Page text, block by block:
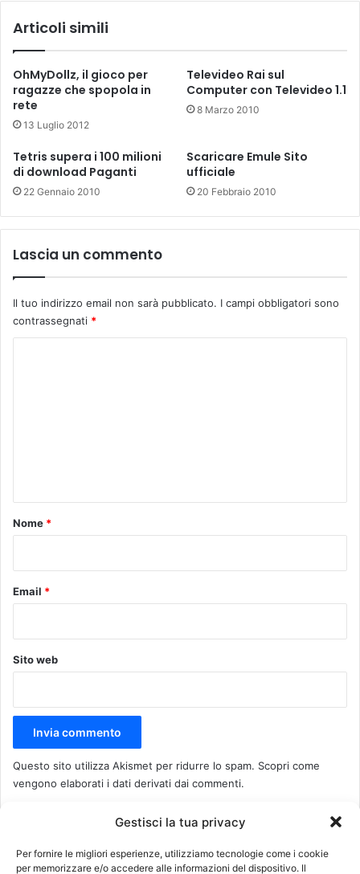
Gestisci la tua privacy
Per fornire le migliori esperienze, utilizziamo tecnologie come i cookie
per memorizzare e/o accedere alle informazioni del dispositivo. Il
Articoli simili
OhMyDollz, il gioco per
ragazze che spopola in
rete
13 Luglio 2012
Televideo Rai sul
Computer con Televideo 1.1
8 Marzo 2010
Tetris supera i 100 milioni
di download Paganti
22 Gennaio 2010
Scaricare Emule Sito
ufficiale
20 Febbraio 2010
Lascia un commento
Il tuo indirizzo email non sarà pubblicato. I campi obbligatori sono
contrassegnati *
o
Nome *
Email *
Sito web
Questo sito utilizza Akismet per ridurre lo spam. Scopri come
vengono elaborati i dati derivati dai commenti.
Recenti Più visitati Commenti